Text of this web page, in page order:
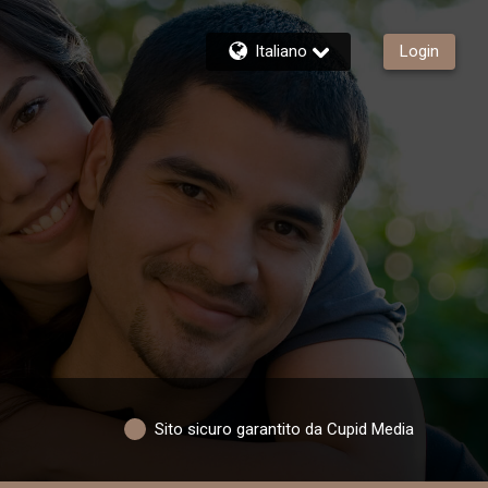
Italiano Login
Sito sicuro garantito da Cupid Media